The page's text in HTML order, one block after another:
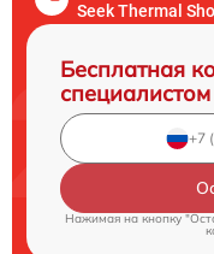
Seek Thermal
Бесплатная
специалистом
Нажимая на кнопку